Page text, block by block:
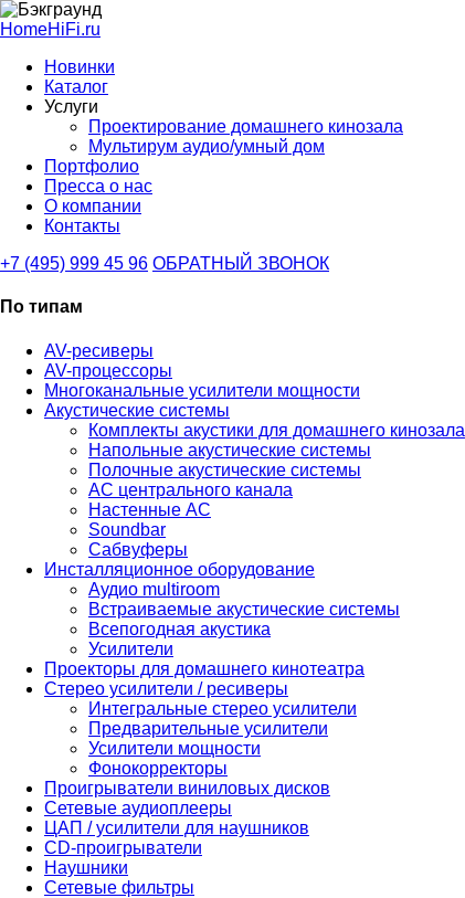
HomeHiFi.ru
Новинки
Каталог
Услуги
Проектирование домашнего кинозала
Мультирум аудио/умный дом
Портфолио
Пресса о нас
О компании
Контакты
+7 (495) 999 45 96 ОБРАТНЫЙ ЗВОНОК
По типам
AV-ресиверы
AV-процессоры
Многоканальные усилители мощности
Акустические системы
Комплекты акустики для домашнего кинозала
Напольные акустические системы
Полочные акустические системы
АС центрального канала
Настенные АС
Soundbar
Сабвуферы
Инсталляционное оборудование
Аудио multiroom
Встраиваемые акустические системы
Всепогодная акустика
Усилители
Проекторы для домашнего кинотеатра
Стерео усилители / ресиверы
Интегральные стерео усилители
Предварительные усилители
Усилители мощности
Фонокорректоры
Проигрыватели виниловых дисков
Сетевые аудиоплееры
ЦАП / усилители для наушников
CD-проигрыватели
Наушники
Сетевые фильтры